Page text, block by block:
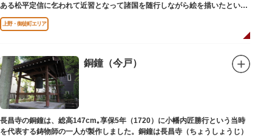
ある松平定信に乞われて近習となって諸国を随行しながら絵を描いたといわ
れています。お墓は源空寺（げんくうじ）にあります。
上野・御徒町エリア
銅鐘（今戸）
長昌寺の銅鐘は、総高147cm｡享保5年（1720）に小幡内匠勝行という当時
を代表する鋳物師の一人が製作しました。銅鐘は長昌寺（ちょうしょうじ）